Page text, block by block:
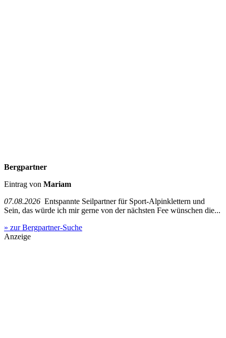
Bergpartner
Eintrag von Mariam
07.08.2026 Entspannte Seilpartner für Sport-Alpinklettern und
Sein, das würde ich mir gerne von der nächsten Fee wünschen die...
» zur Bergpartner-Suche
Anzeige